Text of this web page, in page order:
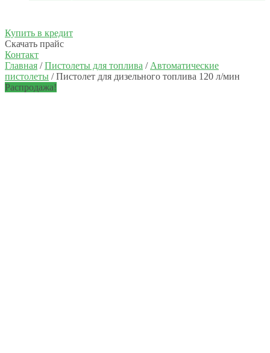
Купить в кредит
Скачать прайс
Контакт
Главная /Пистолеты для топлива / Автоматические
пистолеты / Пистолет для дизельного топлива 120 л/мин
Распродажа!